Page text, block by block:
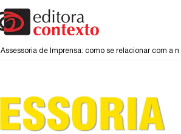
Assessoria de Imprensa: como se relacionar com a